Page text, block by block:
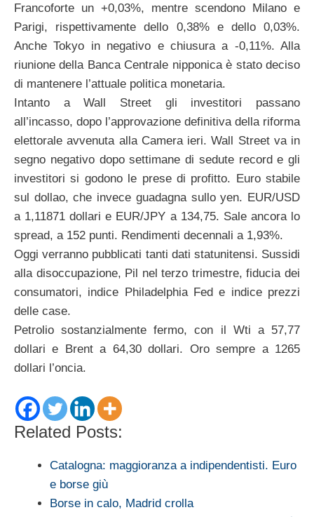
Francoforte un +0,03%, mentre scendono Milano e
Parigi, rispettivamente dello 0,38% e dello 0,03%.
Anche Tokyo in negativo e chiusura a -0,11%. Alla
riunione della Banca Centrale nipponica è stato deciso
di mantenere l’attuale politica monetaria.
Intanto a Wall Street gli investitori passano
all’incasso, dopo l’approvazione definitiva della riforma
elettorale avvenuta alla Camera ieri. Wall Street va in
segno negativo dopo settimane di sedute record e gli
investitori si godono le prese di profitto. Euro stabile
sul dollao, che invece guadagna sullo yen. EUR/USD
a 1,11871 dollari e EUR/JPY a 134,75. Sale ancora lo
spread, a 152 punti. Rendimenti decennali a 1,93%.
Oggi verranno pubblicati tanti dati statunitensi. Sussidi
alla disoccupazione, Pil nel terzo trimestre, fiducia dei
consumatori, indice Philadelphia Fed e indice prezzi
delle case.
Petrolio sostanzialmente fermo, con il Wti a 57,77
dollari e Brent a 64,30 dollari. Oro sempre a 1265
dollari l’oncia.
Related Posts:
Catalogna: maggioranza a indipendentisti. Euro
e borse giù
Borse in calo, Madrid crolla